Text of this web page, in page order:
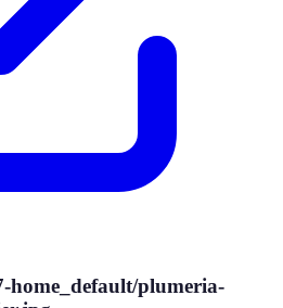
home_default/plumeria-